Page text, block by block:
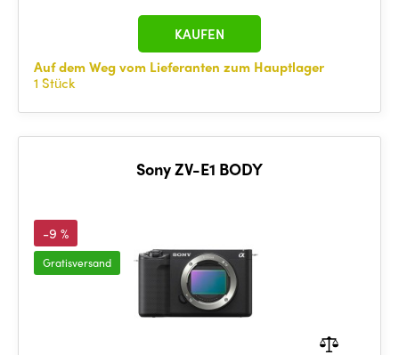
Auf dem Weg vom Lieferanten zum Hauptlager
1 Stück
KAUFEN
Sony ZV-E1 BODY
-9 %
Gratisversand